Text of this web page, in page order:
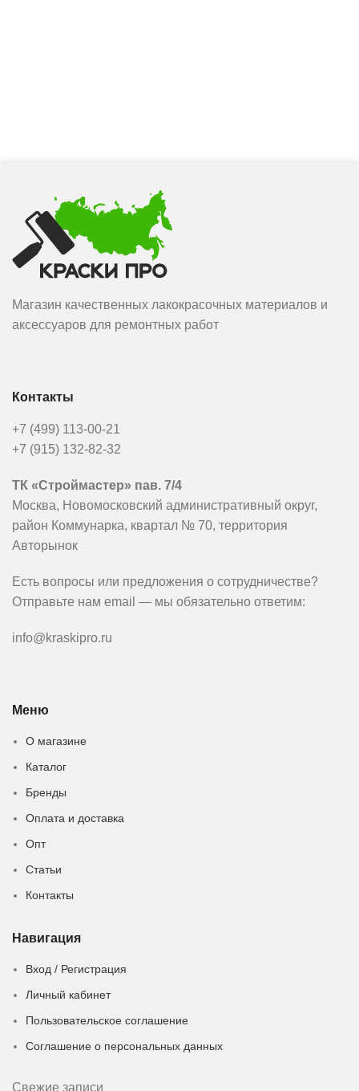
Магазин качественных лакокрасочных материалов и
аксессуаров для ремонтных работ
Контакты
+7 (499) 113-00-21
+7 (915) 132-82-32
ТК «Строймастер» пав. 7/4
Москва, Новомосковский административный округ,
район Коммунарка, квартал № 70, территория
Авторынок
Есть вопросы или предложения о сотрудничестве?
Отправьте нам email — мы обязательно ответим:
info@kraskipro.ru
Меню
О магазине
Каталог
Бренды
Оплата и доставка
Опт
Статьи
Контакты
Навигация
Вход / Регистрация
Личный кабинет
Пользовательское соглашение
Соглашение о персональных данных
Свежие записи